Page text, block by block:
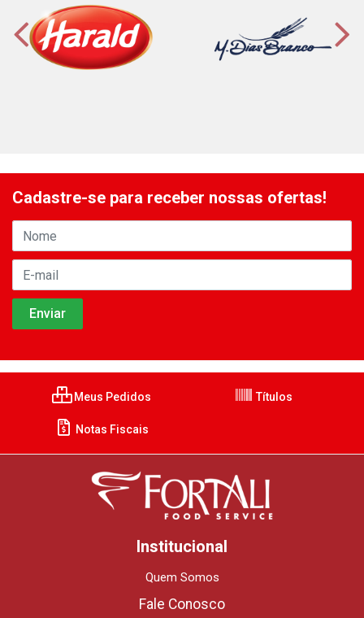
Cadastre-se para receber nossas ofertas!
Meus Pedidos Títulos
Notas Fiscais
Institucional
Quem Somos
Fale Conosco